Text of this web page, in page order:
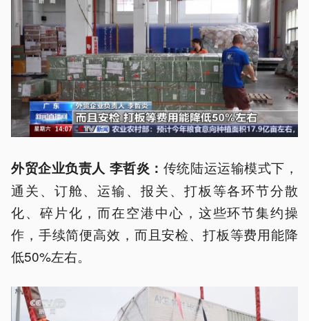
外贸企业负责人 李哲炎： 传统陆运运输模式下，
通关、订舱、运输、报关、打板等各环节分散
化、碎片化，而在空港中心，这些环节集约操
作，手续简便高效，而且安检、打板等费用能降
低50%左右。